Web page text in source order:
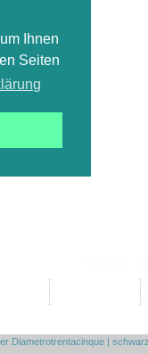
Ihnen
Seiten